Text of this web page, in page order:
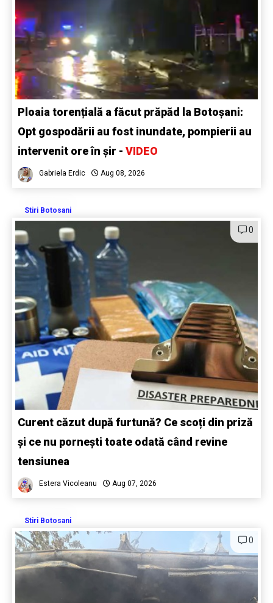
Ploaia torențială a făcut prăpăd la Botoșani:
Opt gospodării au fost inundate, pompierii au
intervenit ore în șir - VIDEO
Gabriela Erdic Aug 08, 2026
Stiri Botosani
0
Curent căzut după furtună? Ce scoți din priză
și ce nu pornești toate odată când revine
tensiunea
Estera Vicoleanu Aug 07, 2026
Stiri Botosani
0